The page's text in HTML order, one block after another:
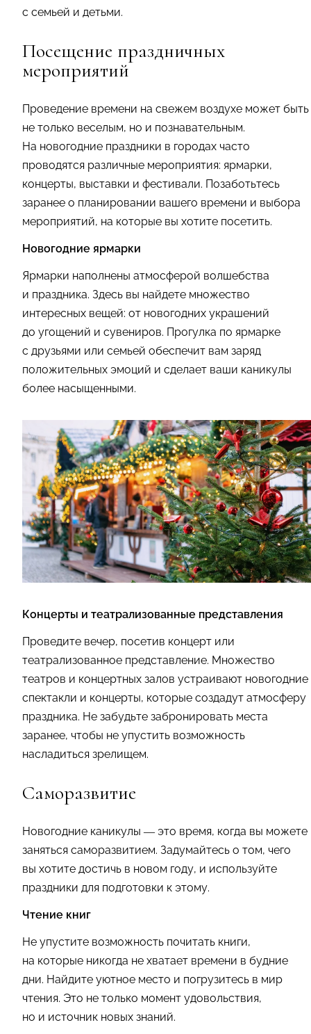
с семьей и детьми.
Посещение праздничных
мероприятий
Проведение времени на свежем воздухе может быть
не только веселым, но и познавательным.
На новогодние праздники в городах часто
проводятся различные мероприятия: ярмарки,
концерты, выставки и фестивали. Позаботьтесь
заранее о планировании вашего времени и выбора
мероприятий, на которые вы хотите посетить.
Новогодние ярмарки
Ярмарки наполнены атмосферой волшебства
и праздника. Здесь вы найдете множество
интересных вещей: от новогодних украшений
до угощений и сувениров. Прогулка по ярмарке
с друзьями или семьей обеспечит вам заряд
положительных эмоций и сделает ваши каникулы
более насыщенными.
Концерты и театрализованные представления
Проведите вечер, посетив концерт или
театрализованное представление. Множество
театров и концертных залов устраивают новогодние
спектакли и концерты, которые создадут атмосферу
праздника. Не забудьте забронировать места
заранее, чтобы не упустить возможность
насладиться зрелищем.
Саморазвитие
Новогодние каникулы — это время, когда вы можете
заняться саморазвитием. Задумайтесь о том, чего
вы хотите достичь в новом году, и используйте
праздники для подготовки к этому.
Чтение книг
Не упустите возможность почитать книги,
на которые никогда не хватает времени в будние
дни. Найдите уютное место и погрузитесь в мир
чтения. Это не только момент удовольствия,
но и источник новых знаний.